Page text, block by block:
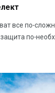
все по-
по-